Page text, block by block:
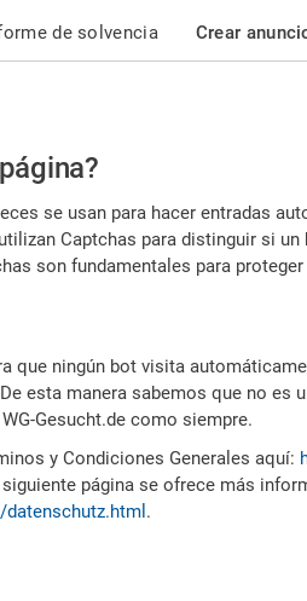
de solvencia Crear
se usan para hacer entradas
Captchas para distinguir si un
son fundamentales para
que ningún bot visita
esta manera sabemos que no es
Gesucht.de como siempre.
y Condiciones Generales aquí:
siguiente página se ofrece más
.